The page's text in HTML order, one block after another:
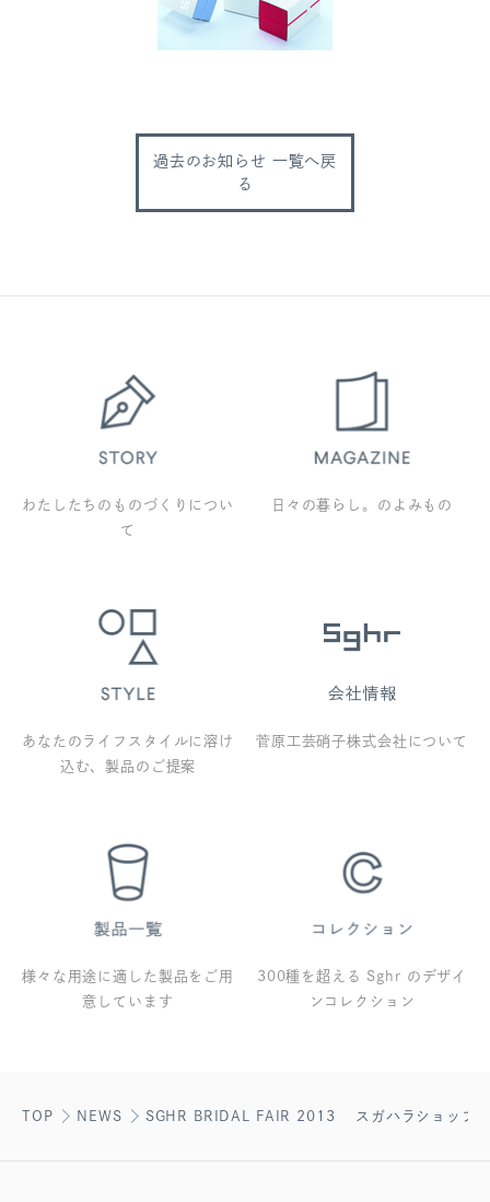
過去のお知らせ 一覧へ戻
る
わたしたちのものづくりについ
て
日々の暮らし。のよみもの
あなたのライフスタイルに溶け
込む、製品のご提案
菅原工芸硝子株式会社について
様々な用途に適した製品をご用
意しています
300種を超える Sghr のデザイ
ンコレクション
TOP NEWS SGHR BRIDAL FAIR 2013 スガハラショップ